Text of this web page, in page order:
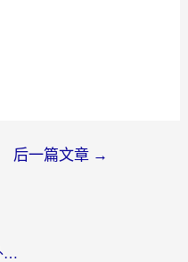
后一篇文章 →
雷神手游和sixfast哪个好？海外党亲测3款回国加速器，教你选对不踩坑